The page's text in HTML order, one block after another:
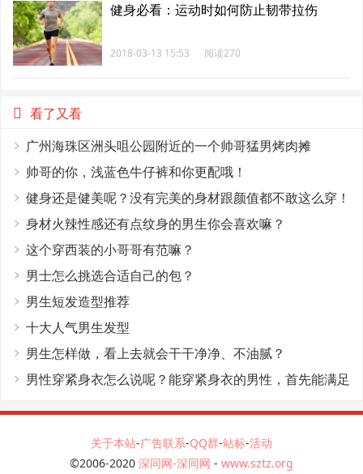
健身必看：运动时如何防止韧带拉伤
2018-03-13 15:53 阅读270
看了又看
广州海珠区洲头咀公园附近的一个帅哥猛男烤肉摊
帅哥的你，浅蓝色牛仔裤和你更配哦！
健身还是健美呢？没有完美的身材跟颜值都不敢这么穿！
身材火辣性感还有点纹身的男生你会喜欢嘛？
这个穿西装的小哥哥有范嘛？
男士怎么挑选合适自己的包？
男生短发造型推荐
十大人气男生发型
男生怎样做，看上去就会干干净净、不油腻？
男性穿紧身衣怎么说呢？能穿紧身衣的男性，首先能满足
关于本站-广告联系-QQ群-站标-活动
©2006-2020 深同网-深同网 - www.sztz.org